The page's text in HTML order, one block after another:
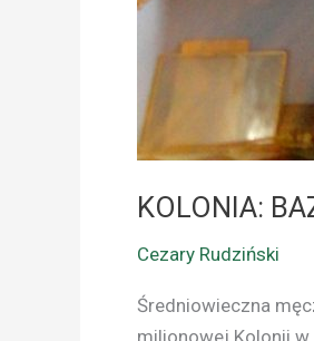
KOLONIA:
Cezary Rudziński
Średniowieczna
milionowej Kolonii w